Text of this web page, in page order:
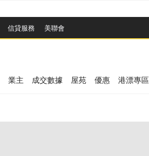
信貸服務 美聯會
業主 成交數據 屋苑 優惠 港漂專區